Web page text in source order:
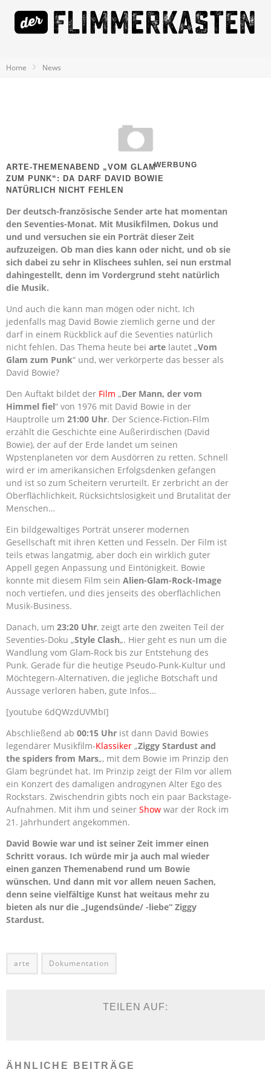
Home News
ARTE-THEMENABEND „VOM GLAM
ZUM PUNK“: DA DARF DAVID BOWIE
NATÜRLICH NICHT FEHLEN
WERBUNG
Der deutsch-französische Sender arte hat momentan
den Seventies-Monat. Mit Musikfilmen, Dokus und
und und versuchen sie ein Porträt dieser Zeit
aufzuzeigen. Ob man dies kann oder nicht, und ob sie
sich dabei zu sehr in Klischees suhlen, sei nun erstmal
dahingestellt, denn im Vordergrund steht natürlich
die Musik.
Und auch die kann man mögen oder nicht. Ich
jedenfalls mag David Bowie ziemlich gerne und der
darf in einem Rückblick auf die Seventies natürlich
nicht fehlen. Das Thema heute bei arte lautet „Vom
Glam zum Punk“ und, wer verkörperte das besser als
David Bowie?
Den Auftakt bildet der Film „Der Mann, der vom
Himmel fiel“ von 1976 mit David Bowie in der
Hauptrolle um 21:00 Uhr. Der Science-Fiction-Film
erzählt die Geschichte eine Außerirdischen (David
Bowie), der auf der Erde landet um seinen
Wpstenplaneten vor dem Ausdörren zu retten. Schnell
wird er im amerikansichen Erfolgsdenken gefangen
und ist so zum Scheitern verurteilt. Er zerbricht an der
Oberflächlichkeit, Rücksichtslosigkeit und Brutalität der
Menschen…
Ein bildgewaltiges Porträt unserer modernen
Gesellschaft mit ihren Ketten und Fesseln. Der Film ist
teils etwas langatmig, aber doch ein wirklich guter
Appell gegen Anpassung und Eintönigkeit. Bowie
konnte mit diesem Film sein Alien-Glam-Rock-Image
noch vertiefen, und dies jenseits des oberflächlichen
Musik-Business.
Danach, um 23:20 Uhr, zeigt arte den zweiten Teil der
Seventies-Doku „Style Clash„. Hier geht es nun um die
Wandlung vom Glam-Rock bis zur Entstehung des
Punk. Gerade für die heutige Pseudo-Punk-Kultur und
Möchtegern-Alternativen, die jegliche Botschaft und
Aussage verloren haben, gute Infos…
[youtube 6dQWzdUVMbI]
Abschließend ab 00:15 Uhr ist dann David Bowies
legendärer Musikfilm-Klassiker „Ziggy Stardust and
the spiders from Mars„, mit dem Bowie im Prinzip den
Glam begründet hat. Im Prinzip zeigt der Film vor allem
ein Konzert des damaligen androgynen Alter Ego des
Rockstars. Zwischendrin gibts noch ein paar Backstage-
Aufnahmen. Mit ihm und seiner Show war der Rock im
21. Jahrhundert angekommen.
David Bowie war und ist seiner Zeit immer einen
Schritt voraus. Ich würde mir ja auch mal wieder
einen ganzen Themenabend rund um Bowie
wünschen. Und dann mit vor allem neuen Sachen,
denn seine vielfältige Kunst hat weitaus mehr zu
bieten als nur die „Jugendsünde/ -liebe“ Ziggy
Stardust.
arte Dokumentation
TEILEN AUF:
ÄHNLICHE BEITRÄGE